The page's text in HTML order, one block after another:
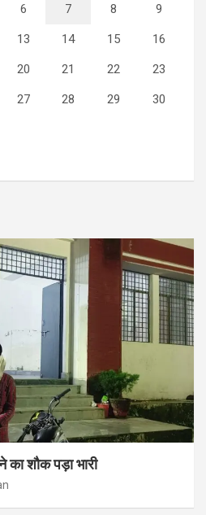
6 7 8 9
13 14 15 16
20 21 22 23
27 28 29 30
का शौक पड़ा भारी